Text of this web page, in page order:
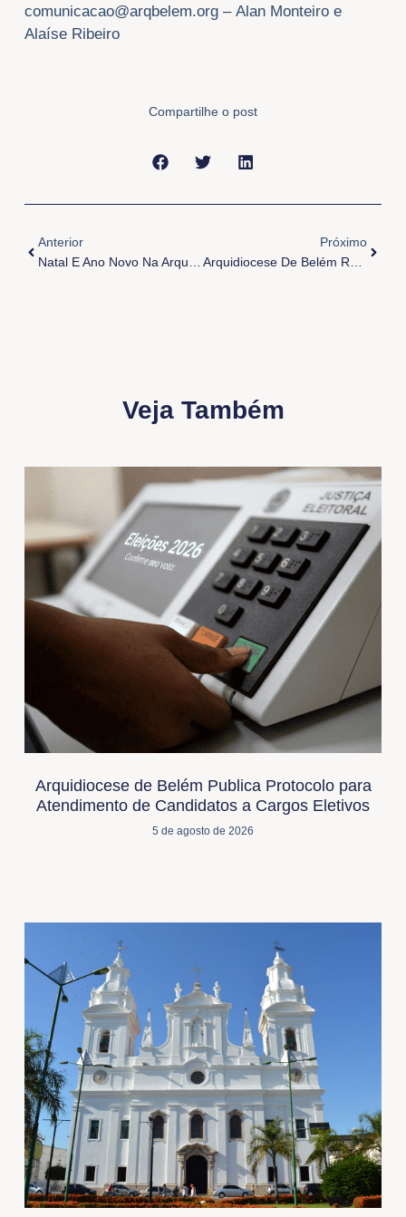
comunicacao@arqbelem.org– Alan Monteiro e
Alaíse Ribeiro
Compartilhe o post
Anterior
Próximo
Veja Também
Arquidiocese de Belém Publica Protocolo para
Atendimento de Candidatos a Cargos Eletivos
5 de agosto de 2026